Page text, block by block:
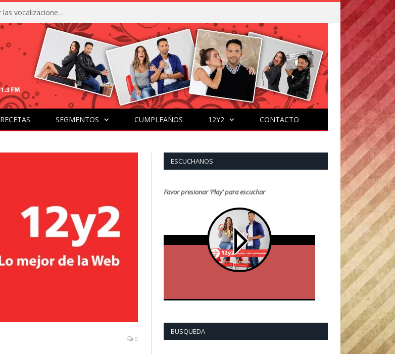
La IA está acercándonos a comprender y traducir las vocalizaciones y comportamientos de nuestras mascotas
RECETAS SEGMENTOS CUMPLEAÑOS 12Y2 CONTACTO
0
ESCUCHANOS
Favor presionar ‘Play’ para escuchar
BUSQUEDA